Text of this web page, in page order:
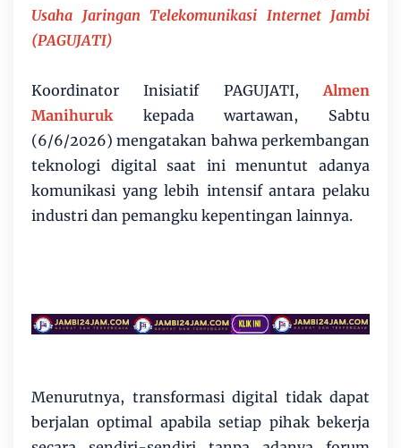
Usaha Jaringan Telekomunikasi Internet Jambi
(PAGUJATI)
Koordinator Inisiatif PAGUJATI, Almen
Manihuruk kepada wartawan, Sabtu
(6/6/2026) mengatakan bahwa perkembangan
teknologi digital saat ini menuntut adanya
komunikasi yang lebih intensif antara pelaku
industri dan pemangku kepentingan lainnya.
Menurutnya, transformasi digital tidak dapat
berjalan optimal apabila setiap pihak bekerja